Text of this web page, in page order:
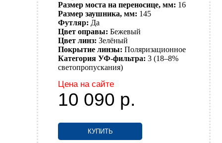
Размер моста на переносице, мм: 16
Размер заушника, мм: 145
Футляр: Да
Цвет оправы: Бежевый
Цвет линз: Зелёный
Покрытие линзы: Поляризационное
Категория УФ-фильтра: 3 (18–8%
светопропускания)
Цена на сайте
10 090 р.
КУПИТЬ